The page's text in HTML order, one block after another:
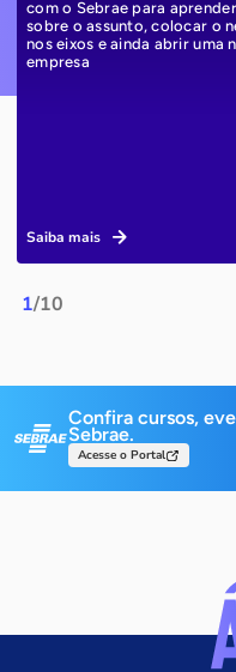
1/10
com o Sebrae para
sobre o assunto, colocar o
nos eixos e ainda abrir uma
empresa
Saiba mais
Confira cursos,
Sebrae.
Acesse o Portal